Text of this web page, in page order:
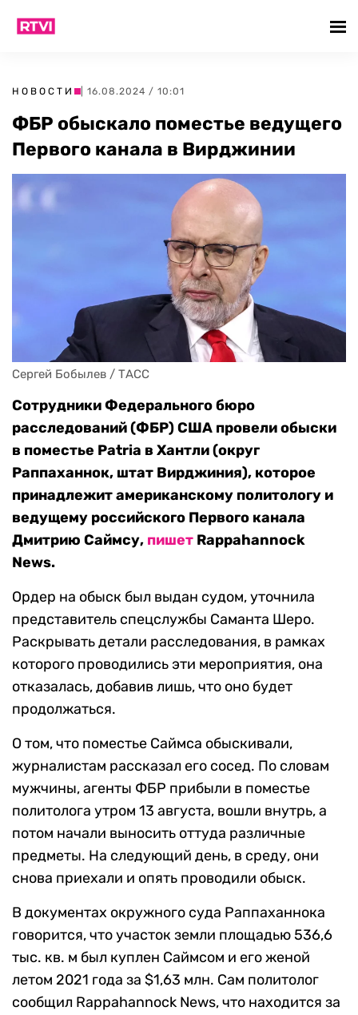
НОВОСТИ | 16.08.2024 / 10:01
ФБР обыскало поместье ведущего
Первого канала в Вирджинии
Сергей Бобылев / ТАСС
Сотрудники Федерального бюро
расследований (ФБР) США провели обыски
в поместье Patria в Хантли (округ
Раппаханнок, штат Вирджиния), которое
принадлежит американскому политологу и
ведущему российского Первого канала
Дмитрию Саймсу, пишет Rappahannock
News.
Ордер на обыск был выдан судом, уточнила
представитель спецслужбы Саманта Шеро.
Раскрывать детали расследования, в рамках
которого проводились эти мероприятия, она
отказалась, добавив лишь, что оно будет
продолжаться.
О том, что поместье Саймса обыскивали,
журналистам рассказал его сосед. По словам
мужчины, агенты ФБР прибыли в поместье
политолога утром 13 августа, вошли внутрь, а
потом начали выносить оттуда различные
предметы. На следующий день, в среду, они
снова приехали и опять проводили обыск.
В документах окружного суда Раппаханнока
говорится, что участок земли площадью 536,6
тыс. кв. м был куплен Саймсом и его женой
летом 2021 года за $1,63 млн. Сам политолог
сообщил Rappahannock News, что находится за